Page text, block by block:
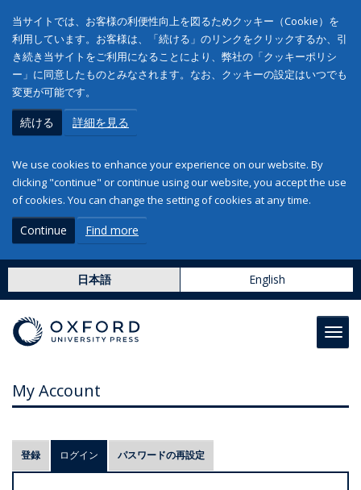
当サイトでは、お客様の利便性向上を図るためクッキー（Cookie）を
利用しています。お客様は、「続ける」のリンクをクリックするか、引
き続き当サイトをご利用になることにより、弊社の「クッキーポリシ
ー」に同意したものとみなされます。なお、クッキーの設定はいつでも
変更が可能です。
続ける 詳細を見る
We use cookies to enhance your experience on our website. By
clicking "continue" or continue using our website, you accept the use
of cookies. You can change the setting of cookies at any time.
Continue Find more
日本語 English
My Account
プ
ラ
登録 ログイン (アクティブなタブ)
パスワードの再設定